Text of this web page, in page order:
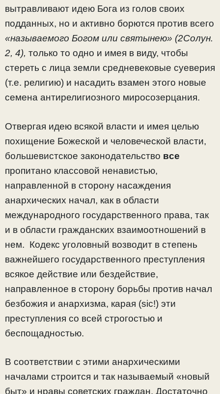
вытравливают идею Бога из голов своих
подданных, но и активно борются против всего
«называемого Богом или святынею» (2Солун.
2, 4), только то одно и имея в виду, чтобы
стереть с лица земли средневековые суеверия
(т.е. религию) и насадить взамен этого новые
семена антирелигиозного миросозерцания.
Отвергая идею всякой власти и имея целью
похищение Божеской и человеческой власти,
большевистское законодательство все
пропитано классовой ненавистью,
направленной в сторону насаждения
анархических начал, как в области
международного государственного права, так
и в области гражданских взаимоотношений в
нем. Кодекс уголовный возводит в степень
важнейшего государственного преступления
всякое действие или бездействие,
направленное в сторону борьбы против начал
безбожия и анархизма, карая (sic!) эти
преступления со всей строгостью и
беспощадностью.
В соответствии с этими анархическими
началами строится и так называемый «новый
быт» и нравы советских граждан. Достаточно